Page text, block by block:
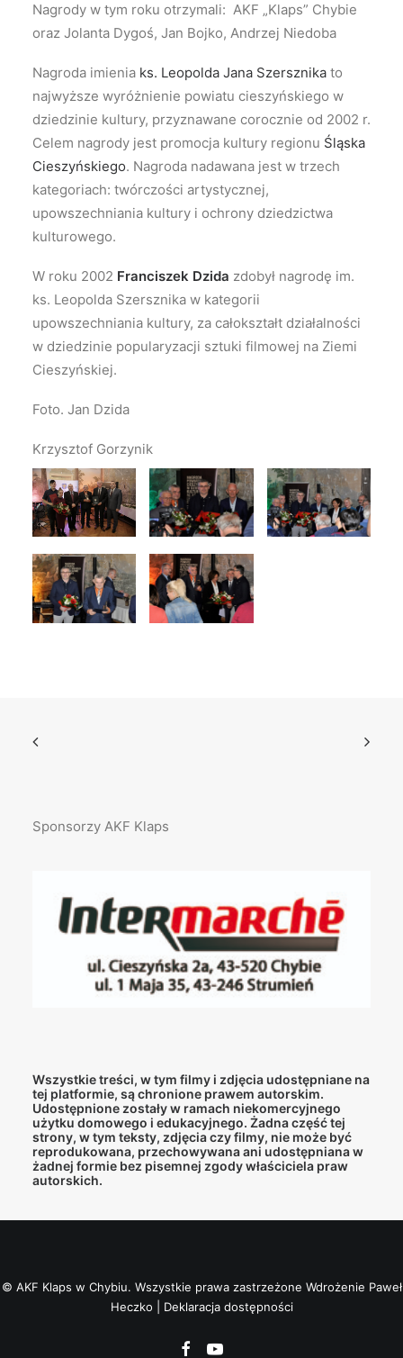
Nagrody w tym roku otrzymali: AKF „Klaps” Chybie
oraz Jolanta Dygoś, Jan Bojko, Andrzej Niedoba
Nagroda imienia ks. Leopolda Jana Szersznika to
najwyższe wyróżnienie powiatu cieszyńskiego w
dziedzinie kultury, przyznawane corocznie od 2002 r.
Celem nagrody jest promocja kultury regionu Śląska
Cieszyńskiego. Nagroda nadawana jest w trzech
kategoriach: twórczości artystycznej,
upowszechniania kultury i ochrony dziedzictwa
kulturowego.
W roku 2002 Franciszek Dzida zdobył nagrodę im.
ks. Leopolda Szersznika w kategorii
upowszechniania kultury, za całokształt działalności
w dziedzinie popularyzacji sztuki filmowej na Ziemi
Cieszyńskiej.
Foto. Jan Dzida
Krzysztof Gorzynik
Sponsorzy AKF Klaps
Wszystkie treści, w tym filmy i zdjęcia udostępniane na
tej platformie, są chronione prawem autorskim.
Udostępnione zostały w ramach niekomercyjnego
użytku domowego i edukacyjnego. Żadna część tej
strony, w tym teksty, zdjęcia czy filmy, nie może być
reprodukowana, przechowywana ani udostępniana w
żadnej formie bez pisemnej zgody właściciela praw
autorskich.
© AKF Klaps w Chybiu. Wszystkie prawa zastrzeżone Wdrożenie Paweł
Heczko
Deklaracja dostępności